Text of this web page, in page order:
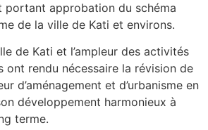
portant approbation du schéma
de la ville de Kati et environs.
de Kati et l’ampleur des activités
ont rendu nécessaire la révision de
d’aménagement et d’urbanisme en
développement harmonieux à
terme.